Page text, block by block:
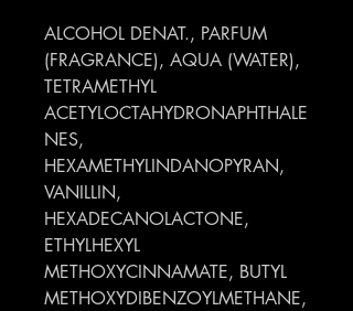
ALCOHOL DENAT., PARFUM
(FRAGRANCE), AQUA (WATER),
TETRAMETHYL
ACETYLOCTAHYDRONAPHTHALE
NES,
HEXAMETHYLINDANOPYRAN,
VANILLIN,
HEXADECANOLACTONE,
ETHYLHEXYL
METHOXYCINNAMATE, BUTYL
METHOXYDIBENZOYLMETHANE,